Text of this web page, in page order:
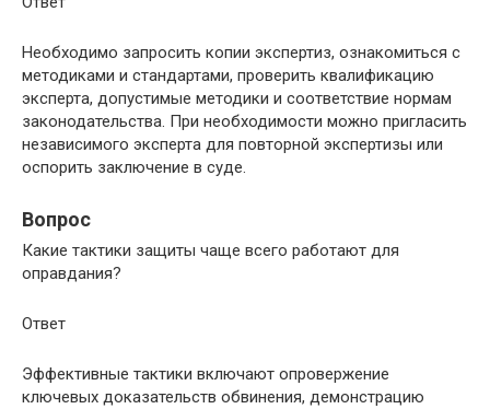
Необходимо запросить копии экспертиз, ознакомиться с
методиками и стандартами, проверить квалификацию
эксперта, допустимые методики и соответствие нормам
законодательства. При необходимости можно пригласить
независимого эксперта для повторной экспертизы или
оспорить заключение в суде.
Вопрос
Какие тактики защиты чаще всего работают для
оправдания?
Ответ
Эффективные тактики включают опровержение
ключевых доказательств обвинения, демонстрацию